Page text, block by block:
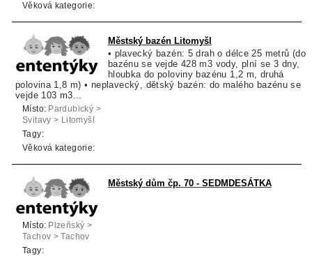
Věková kategorie:
Městský bazén Litomyšl
• plavecký bazén: 5 drah o délce 25 metrů (do
bazénu se vejde 428 m3 vody, plní se 3 dny,
hloubka do poloviny bazénu 1,2 m, druhá
polovina 1,8 m) • neplavecký, dětský bazén: do malého bazénu se
vejde 103 m3...
Místo: Pardubický >
Svitavy > Litomyšl
Tagy:
Věková kategorie:
Městský dům čp. 70 - SEDMDESÁTKA
Místo: Plzeňský >
Tachov > Tachov
Tagy: